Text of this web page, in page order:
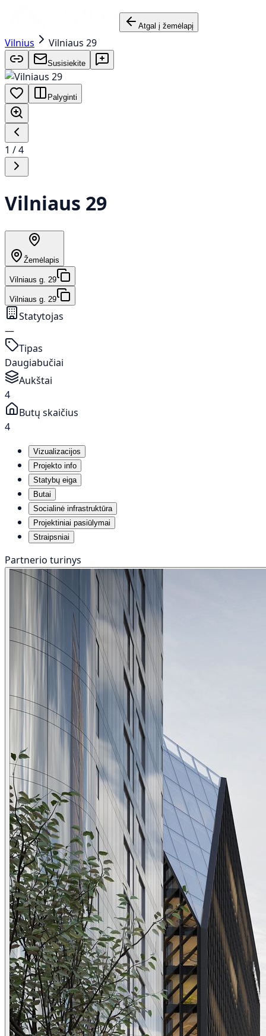
Atgal į žemėlapį
Vilnius Vilniaus 29
Susisiekite
Palyginti
1 /4
Vilniaus 29
Žemėlapis
Vilniaus g. 29
Vilniaus g. 29
Statytojas
—
Tipas
Daugiabučiai
Aukštai
4
Butų skaičius
4
Vizualizacijos
Projekto info
Statybų eiga
Butai
Socialinė infrastruktūra
Projektiniai pasiūlymai
Straipsniai
Partnerio turinys